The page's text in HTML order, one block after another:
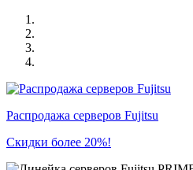
Распродажа серверов Fujitsu
Скидки более 20%!